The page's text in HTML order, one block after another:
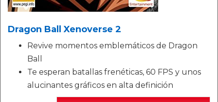
Dragon Ball Xenoverse 2
Revive momentos emblemáticos de Dragon
Ball
Te esperan batallas frenéticas, 60 FPS y unos
alucinantes gráficos en alta definición